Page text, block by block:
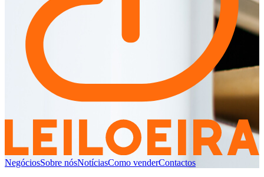
NegóciosSobre nósNotíciasComo venderContactos